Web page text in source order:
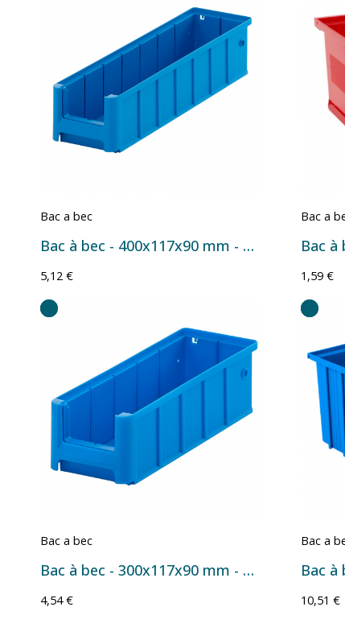
Bac a bec
Bac à bec - 400x117x90 mm - 3 L
5,12 €
Bac a
1,59 €
Bac a bec
Bac à bec - 300x117x90 mm - 2,4 L
4,54 €
Bac a
10,51 €